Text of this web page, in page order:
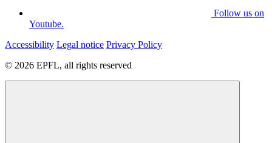
Follow us on
Youtube.
Accessibility Legal notice Privacy Policy
© 2026 EPFL, all rights reserved